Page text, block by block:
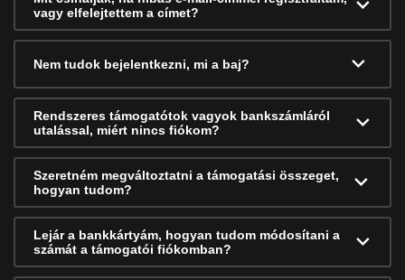
vagy elfelejtettem a címet?
Nem tudok bejelentkezni, mi a baj?
Rendszeres támogatótok vagyok bankszámláról
utalással, miért nincs fiókom?
Szeretném megváltoztatni a támogatási összeget,
hogyan tudom?
Lejár a bankkártyám, hogyan tudom módosítani a
számát a támogatói fiókomban?